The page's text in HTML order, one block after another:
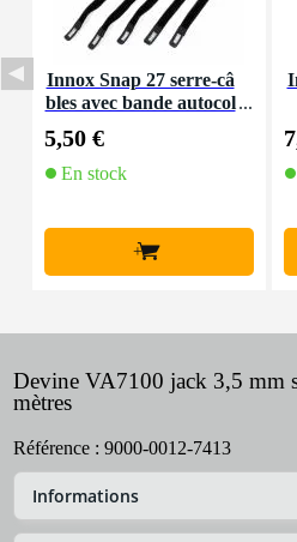
Innox Snap 27 serre-câ
bles avec bande autocol
5,50 €
En stock
+
Devine VA7100 jack 3,5 mm
mètres
Référence : 9000-0012-7413
Informations